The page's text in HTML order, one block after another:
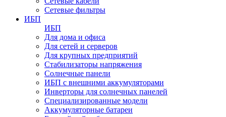
Сетевые фильтры
ИБП
ИБП
Для дома и офиса
Для сетей и серверов
Для крупных предприятий
Стабилизаторы напряжения
Солнечные панели
ИБП с внешними аккумуляторами
Инверторы для солнечных панелей
Специализированные модели
Аккумуляторные батареи